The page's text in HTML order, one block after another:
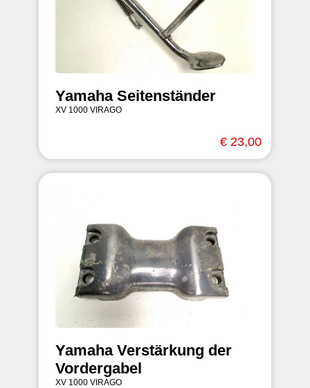
Yamaha Seitenständer
XV 1000 VIRAGO
€ 23,00
Yamaha Verstärkung der
Vordergabel
XV 1000 VIRAGO